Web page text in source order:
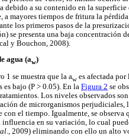
debido a su contenido en la superficie
a mayores tiempos de fritura la
los primeros pasos de la
se presenta una baja concentración
y Bouchon, 2008).
agua (aw)
1 se muestra que la aw es afectada
es bajo (P > 0.05). En la Figura 2 se
Los niveles observados
de microrganismos perjudiciales,
con el tiempo. Igualmente, se
influencia en su variación, lo cual
., 2009) eliminando con ello un alto